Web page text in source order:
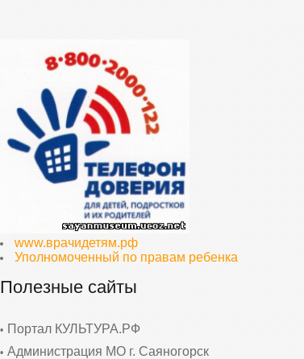
www.врачидетям.рф
Уполномоченный по правам ребенка
Полезные сайты
Портал КУЛЬТУРА.РФ
Администрация МО г. Саяногорск